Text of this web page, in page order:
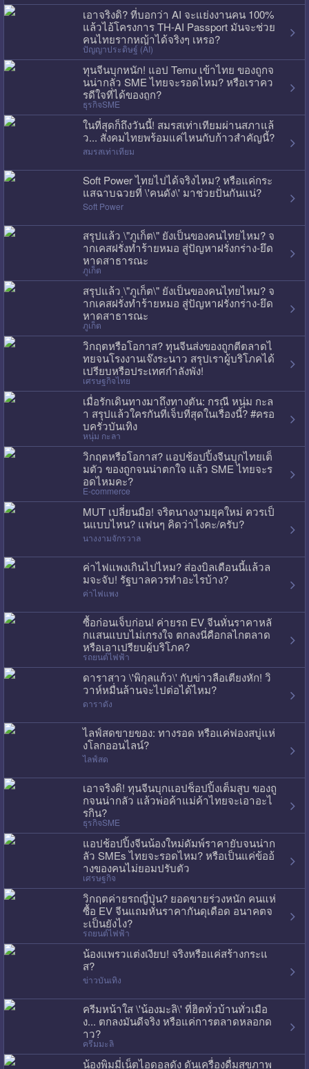
เอาจริงดิ? ที่บอกว่า AI จะแย่งงานคน 100%
แล้วไอ้โครงการ TH-AI Passport มันจะช่วย
คนไทยรากหญ้าได้จริงๆ เหรอ?
ปัญญาประดิษฐ์ (AI)
ทุนจีนบุกหนัก! แอป Temu เข้าไทย ของถูกจ
นน่ากลัว SME ไทยจะรอดไหม? หรือเราคว
รดีใจที่ได้ของถูก?
ธุรกิจSME
ในที่สุดก็ถึงวันนี้! สมรสเท่าเทียมผ่านสภาแล้
ว... สังคมไทยพร้อมแค่ไหนกับก้าวสำคัญนี้?
สมรสเท่าเทียม
Soft Power ไทยไปได้จริงไหม? หรือแค่กระ
แสฉาบฉวยที่ \'คนดัง\' มาช่วยปั่นกันแน่?
Soft Power
สรุปแล้ว \"ภูเก็ต\" ยังเป็นของคนไทยไหม? จ
ากเคสฝรั่งทำร้ายหมอ สู่ปัญหาฝรั่งกร่าง-ยึด
หาดสาธารณะ
ภูเก็ต
สรุปแล้ว \"ภูเก็ต\" ยังเป็นของคนไทยไหม? จ
ากเคสฝรั่งทำร้ายหมอ สู่ปัญหาฝรั่งกร่าง-ยึด
หาดสาธารณะ
ภูเก็ต
วิกฤตหรือโอกาส? ทุนจีนส่งของถูกตีตลาดไ
ทยจนโรงงานเจ๊งระนาว สรุปเราผู้บริโภคได้
เปรียบหรือประเทศกำลังพัง!
เศรษฐกิจไทย
เมื่อรักเดินทางมาถึงทางตัน: กรณี หนุ่ม กะล
า สรุปแล้วใครกันที่เจ็บที่สุดในเรื่องนี้? #ครอ
บครัวบันเทิง
หนุ่ม กะลา
วิกฤตหรือโอกาส? แอปช้อปปิ้งจีนบุกไทยเต็
มตัว ของถูกจนน่าตกใจ แล้ว SME ไทยจะร
อดไหมคะ?
E-commerce
MUT เปลี่ยนมือ! จริตนางงามยุคใหม่ ควรเป็
นแบบไหน? แฟนๆ คิดว่าไงคะ/ครับ?
นางงามจักรวาล
ค่าไฟแพงเกินไปไหม? ส่องบิลเดือนนี้แล้วล
มจะจับ! รัฐบาลควรทำอะไรบ้าง?
ค่าไฟแพง
ซื้อก่อนเจ็บก่อน! ค่ายรถ EV จีนหั่นราคาหลั
กแสนแบบไม่เกรงใจ ตกลงนี่คือกลไกตลาด
หรือเอาเปรียบผู้บริโภค?
รถยนต์ไฟฟ้า
ดาราสาว \'พิกุลแก้ว\' กับข่าวลือเตียงหัก! วิ
วาห์หมื่นล้านจะไปต่อได้ไหม?
ดาราดัง
ไลฟ์สดขายของ: ทางรอด หรือแค่ฟองสบู่แห่
งโลกออนไลน์?
ไลฟ์สด
เอาจริงดิ! ทุนจีนบุกแอปช็อปปิ้งเต็มสูบ ของถู
กจนน่ากลัว แล้วพ่อค้าแม่ค้าไทยจะเอาอะไ
รกิน?
ธุรกิจSME
แอปช้อปปิ้งจีนน้องใหม่ดัมพ์ราคายับจนน่าก
ลัว SMEs ไทยจะรอดไหม? หรือเป็นแค่ข้ออ้
างของคนไม่ยอมปรับตัว
เศรษฐกิจ
วิกฤตค่ายรถญี่ปุ่น? ยอดขายร่วงหนัก คนแห่
ซื้อ EV จีนแถมหั่นราคากันดุเดือด อนาคตจ
ะเป็นยังไง?
รถยนต์ไฟฟ้า
น้องแพรวแต่งเงียบ! จริงหรือแค่สร้างกระแ
ส?
ข่าวบันเทิง
ครีมหน้าใส \'น้องมะลิ\' ที่ฮิตทั่วบ้านทั่วเมือ
ง... ตกลงมันดีจริง หรือแค่การตลาดหลอกด
าว?
ครีมมะลิ
น้องพิมมี่เน็ตไอดอลดัง ดันเครื่องดื่มสุขภาพ